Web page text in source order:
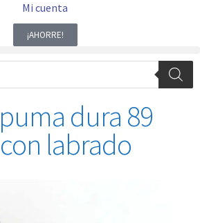
¡AHORRE!
Mi cuenta
dura 89
labrado